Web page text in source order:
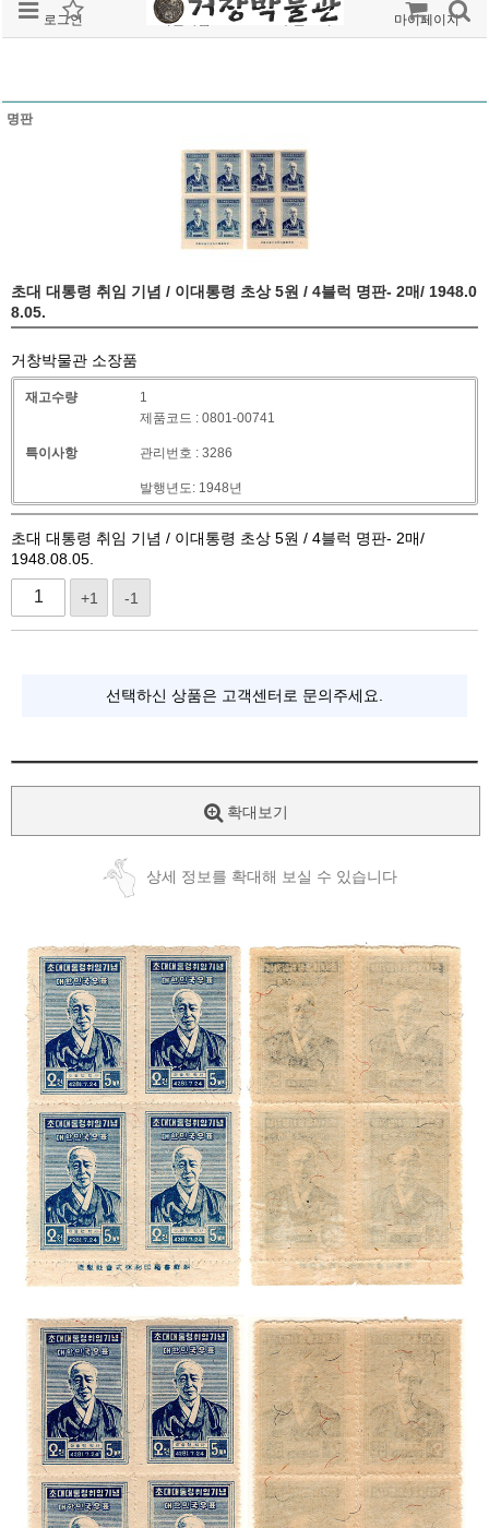
로그인 회원가입 주문조회 마이페이지
명판
초대 대통령 취임 기념 / 이대통령 초상 5원 / 4블럭 명판- 2매/ 1948.0
8.05.
거창박물관 소장품
재고수량 1
특이사항
제품코드 : 0801-00741
관리번호 : 3286
발행년도: 1948년
초대 대통령 취임 기념 / 이대통령 초상 5원 / 4블럭 명판- 2매/
1948.08.05.
+1 -1
선택하신 상품은 고객센터로 문의주세요.
확대보기
상세 정보를 확대해 보실 수 있습니다